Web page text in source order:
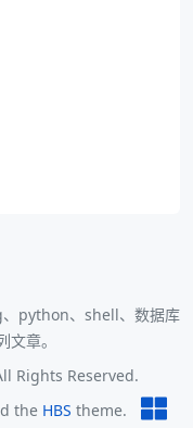
python、shell、数据库
章。
Rights Reserved.
the HBS theme.